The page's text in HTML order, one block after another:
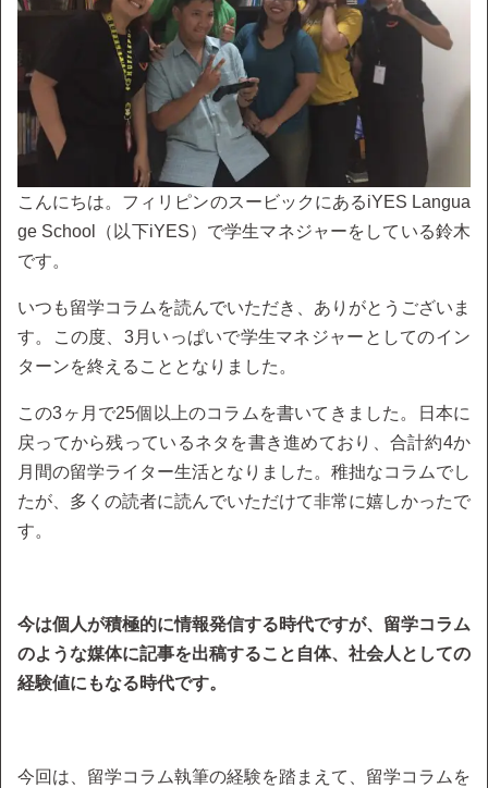
こんにちは。フィリピンのスービックにあるiYES Langua
ge School（以下iYES）で学生マネジャーをしている鈴木
です。
いつも留学コラムを読んでいただき、ありがとうございま
す。この度、3月いっぱいで学生マネジャーとしてのイン
ターンを終えることとなりました。
この3ヶ月で25個以上のコラムを書いてきました。日本に
戻ってから残っているネタを書き進めており、合計約4か
月間の留学ライター生活となりました。稚拙なコラムでし
たが、多くの読者に読んでいただけて非常に嬉しかったで
す。
今は個人が積極的に情報発信する時代ですが、留学コラム
のような媒体に記事を出稿すること自体、社会人としての
経験値にもなる時代です。
今回は、留学コラム執筆の経験を踏まえて、留学コラムを